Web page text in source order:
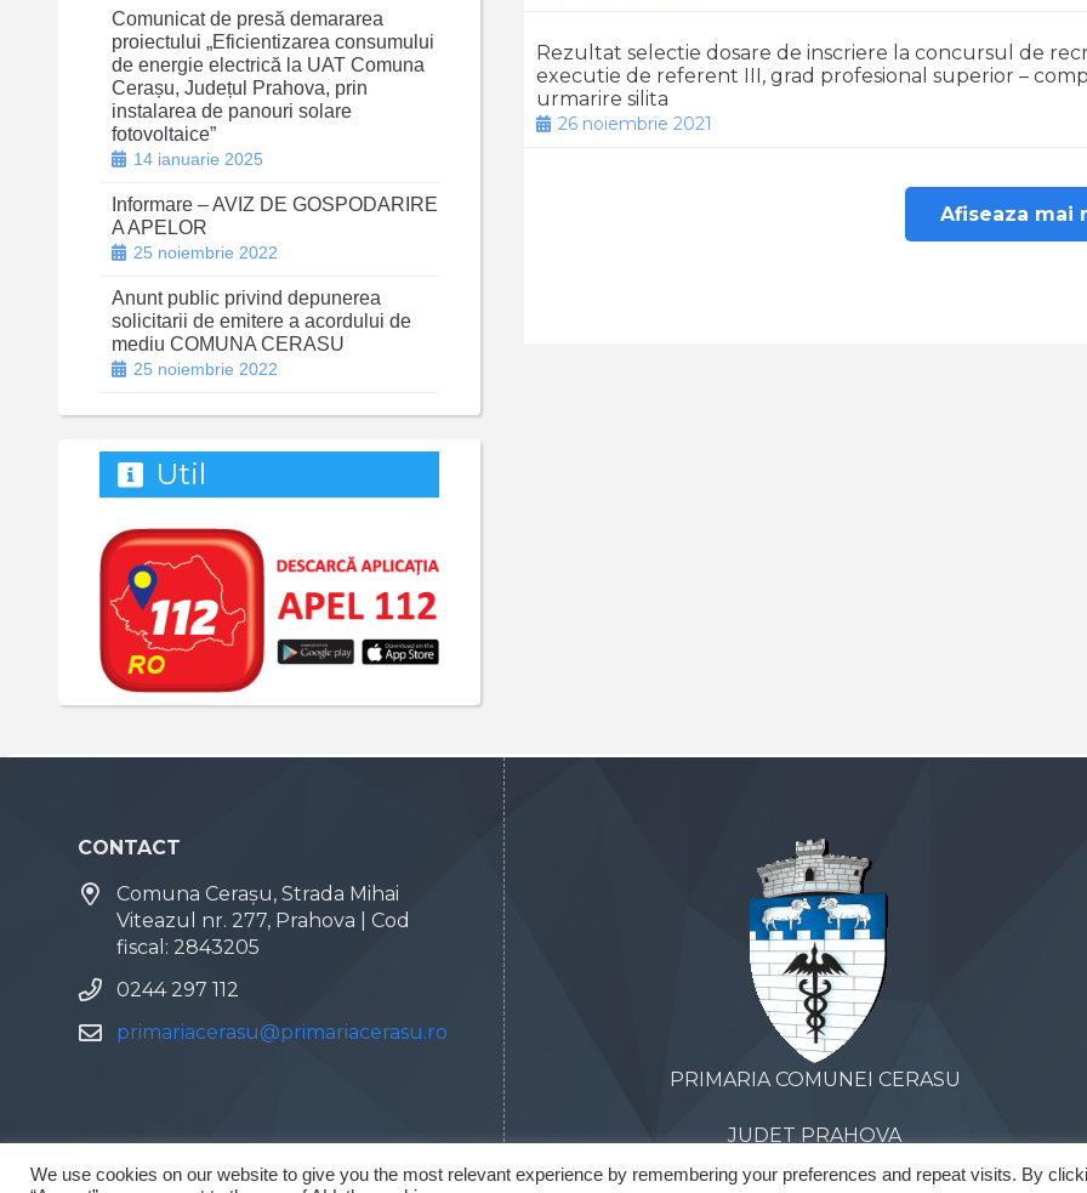
Rezultat selectie dosare de inscriere la concursul de
executie de referent III, grad profesional superior –
urmarire silita
26 noiembrie 2021
Afiseaza mai
Comunicat de presă demararea
proiectului „Eficientizarea consumului
de energie electrică la UAT Comuna
Cerașu, Județul Prahova, prin
instalarea de panouri solare
fotovoltaice”
14 ianuarie 2025
Informare – AVIZ DE GOSPODARIRE
A APELOR
25 noiembrie 2022
Anunt public privind depunerea
solicitarii de emitere a acordului de
mediu COMUNA CERASU
25 noiembrie 2022
Util
CONTACT
Comuna Cerașu, Strada Mihai
Viteazul nr. 277, Prahova | Cod
fiscal: 2843205
0244 297 112
primariacerasu@primariacerasu.ro
PRIMARIA COMUNEI CERASU
JUDET PRAHOVA
We use cookies on our website to give you the most relevant experience by remembering your preferences and repeat visits. By